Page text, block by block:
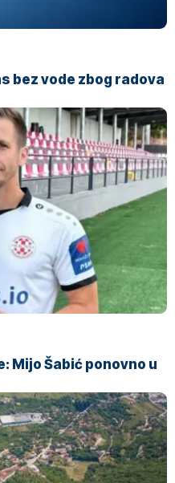
bez vode zbog radova
Mijo Šabić ponovno u